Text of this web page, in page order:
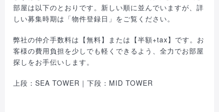
部屋は以下のとおりです。新しい順に並んでいますが、詳
しい募集時期は「物件登録日」をご覧ください。
弊社の仲介手数料は【無料】または【半額+tax】です。お
客様の費用負担を少しでも軽くできるよう、全力でお部屋
探しをお手伝いします。
上段：SEA TOWER｜下段：MID TOWER